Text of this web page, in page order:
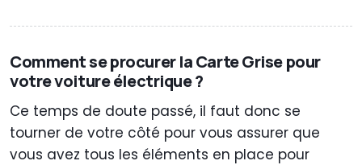
Comment se procurer la Carte Grise pour
votre voiture électrique ?
Ce temps de doute passé, il faut donc se
tourner de votre côté pour vous assurer que
vous avez tous les éléments en place pour